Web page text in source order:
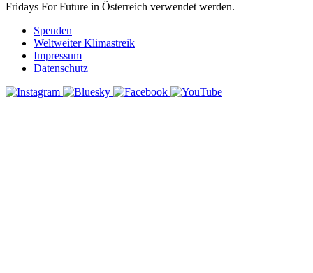
Fridays For Future in Österreich verwendet werden.
Spenden
Weltweiter Klimastreik
Impressum
Datenschutz